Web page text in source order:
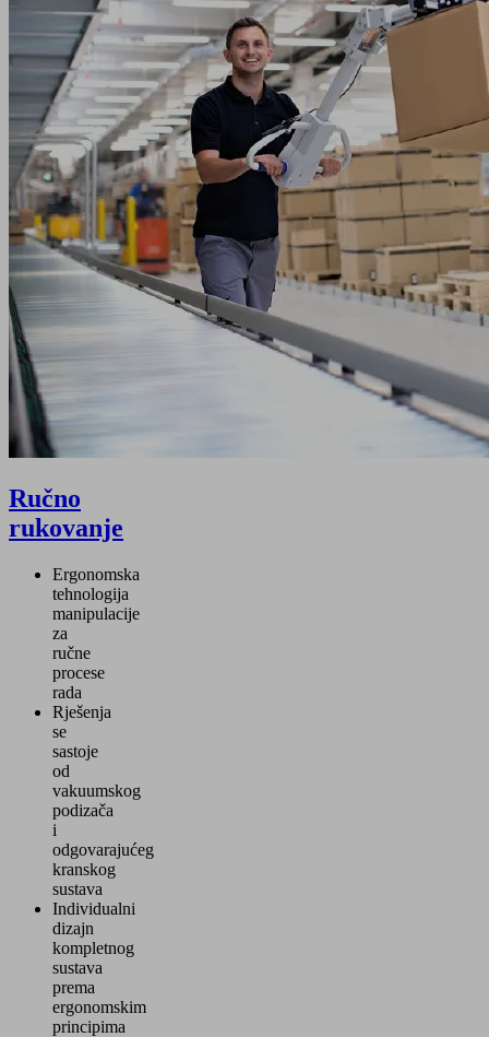
Ručno
rukovanje
Ergonomska
tehnologija
manipulacije
za
ručne
procese
rada
Rješenja
se
sastoje
od
vakuumskog
podizača
i
odgovarajućeg
kranskog
sustava
Individualni
dizajn
kompletnog
sustava
prema
ergonomskim
principima